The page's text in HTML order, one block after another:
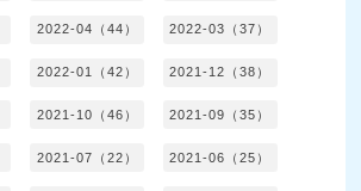
2022-04（44） 2022-03（37）
2022-01（42） 2021-12（38）
2021-10（46） 2021-09（35）
2021-07（22） 2021-06（25）